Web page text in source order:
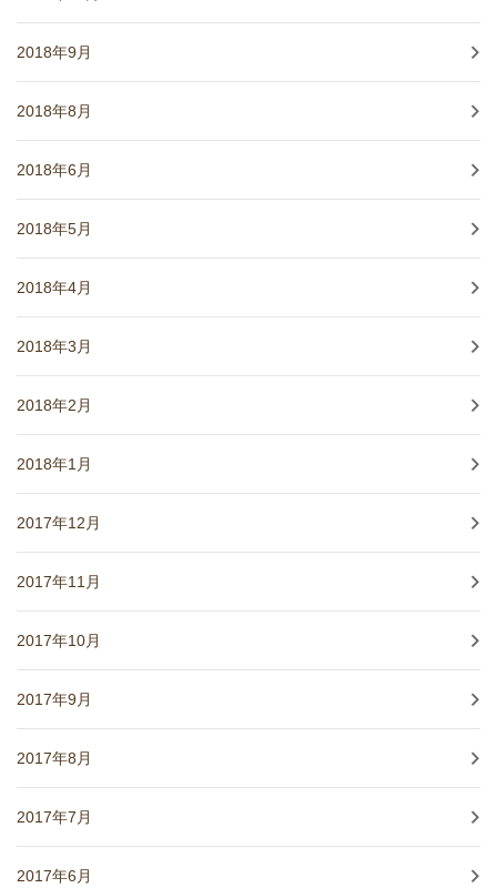
2018年9月
2018年8月
2018年6月
2018年5月
2018年4月
2018年3月
2018年2月
2018年1月
2017年12月
2017年11月
2017年10月
2017年9月
2017年8月
2017年7月
2017年6月